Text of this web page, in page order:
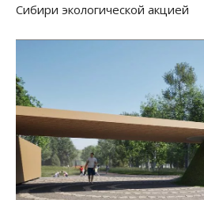
Сибири экологической акцией